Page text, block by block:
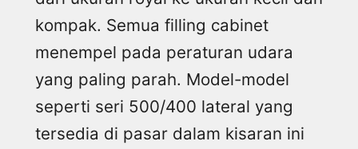
kompak. Semua filling cabinet
menempel pada peraturan udara
yang paling parah. Model-model
seperti seri 500/400 lateral yang
tersedia di pasar dalam kisaran ini